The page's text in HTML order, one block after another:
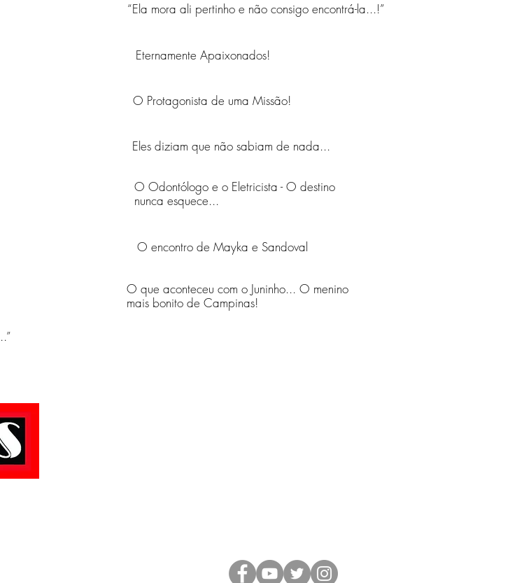
“Ela mora ali pertinho e não consigo encontrá-la...!”
Eternamente Apaixonados!
O Protagonista de uma Missão!
Eles diziam que não sabiam de nada...
O Odontólogo e o Eletricista - O destino
nunca esquece...
O encontro de Mayka e Sandoval
O que aconteceu com o Juninho... O menino
mais bonito de Campinas!